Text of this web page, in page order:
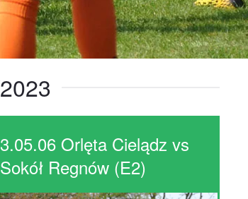
Orlęta Cielądz vs
Sokół Regnów (E2)